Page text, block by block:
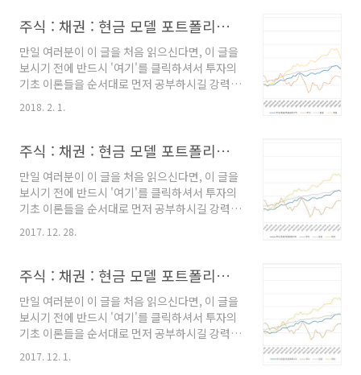
정립된 투자 규칙을 흔들림없이 오랜 기간 유지
하기가 사실상 불가능하기 때문입니다. --------
----------------------------------------------
-------------------------- 주식:채권:현금 혼합
평균 모멘텀 비중 분산투자 전략(전략에 대한 상
세한 내용은 링크를 클릭하시기 바랍니다.) 2018
주식 : 채권 : 현금 모델 포트폴리오 (34)
만일 여러분이 이 글을 처음 읽으신다면, 이 글을
보시기 전에 반드시 '여기'를 클릭하셔서 투자의
기초 이론들을 순서대로 먼저 공부하시길 강력히
면 왜 이런 식의 투자를 해야하는지 이해하기 어
정립된 투자 규칙을 흔들림없이 오랜 기간 유지
하기가 사실상 불가능하기 때문입니다. --------
----------------------------------------------
-------------------------- 주식:채권:현금 혼합
평균 모멘텀 비중 분산투자 전략(전략에 대한 상
세한 내용은 링크를 클릭하시기 바랍니다.) 2018
2018. 2. 1.
주식 : 채권 : 현금 모델 포트폴리오 (33)
만일 여러분이 이 글을 처음 읽으신다면, 이 글을
보시기 전에 반드시 '여기'를 클릭하셔서 투자의
기초 이론들을 순서대로 먼저 공부하시길 강력히
면 왜 이런 식의 투자를 해야하는지 이해하기 어
정립된 투자 규칙을 흔들림없이 오랜 기간 유지
하기가 사실상 불가능하기 때문입니다. --------
----------------------------------------------
-------------------------- 주식:채권:현금 혼합
평균 모멘텀 비중 분산투자 전략(전략에 대한 상
세한 내용은 링크를 클릭하시기 바랍니다.) 2018
2017. 12. 28.
주식 : 채권 : 현금 모델 포트폴리오 (32)
만일 여러분이 이 글을 처음 읽으신다면, 이 글을
보시기 전에 반드시 '여기'를 클릭하셔서 투자의
기초 이론들을 순서대로 먼저 공부하시길 강력히
요청합니다. 왜냐하면, 이 내용을 알고 있지 않으
면 왜 이런 식의 투자를 해야하는지 이해하기 어
2017. 12. 1.